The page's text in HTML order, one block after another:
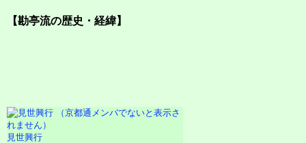
【勘亭流の歴史・経緯】
見世興行